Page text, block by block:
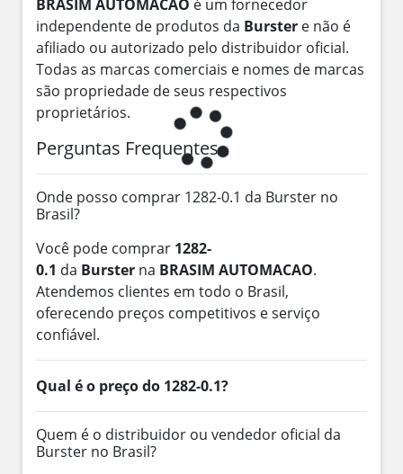
BRASIM AUTOMACAO é um fornecedor
independente de produtos da Burster e não é
afiliado ou autorizado pelo distribuidor oficial.
Todas as marcas comerciais e nomes de marcas
são propriedade de seus respectivos
proprietários.
Perguntas Frequentes
Onde posso comprar 1282-0.1 da Burster no
Brasil?
Você pode comprar 1282-
0.1 da Burster na BRASIM AUTOMACAO.
Atendemos clientes em todo o Brasil,
oferecendo preços competitivos e serviço
confiável.
Qual é o preço do 1282-0.1?
Quem é o distribuidor ou vendedor oficial da
Burster no Brasil?